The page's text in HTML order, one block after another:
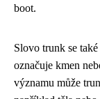
boot.
Slovo trunk se
označuje kmen
významu může